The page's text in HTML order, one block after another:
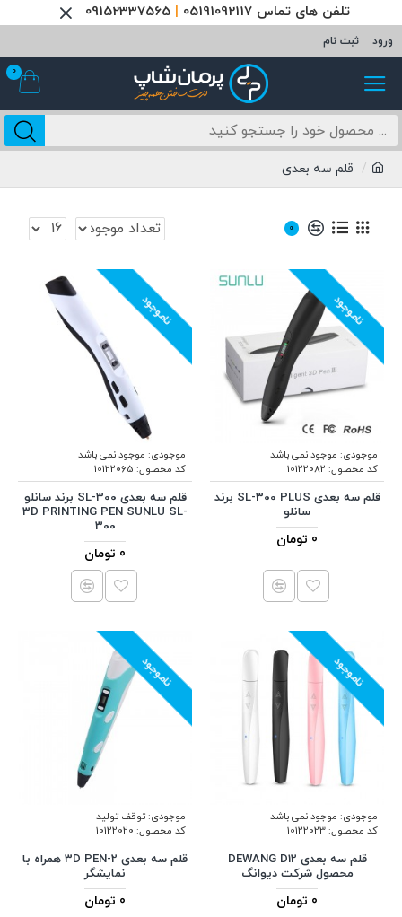
تلفن های تماس 05191092117 09152337565
ورود ثبت نام
0
قلم سه بعدی
0
ناموجود
موجودی: موجود نمی باشد
کد محصول: 10122082
قلم سه بعدی SL-300 PLUS برند
سانلو
0 تومان
ناموجود
موجودی: موجود نمی باشد
کد محصول: 10122065
قلم سه بعدی SL-300 برند سانلو
3D PRINTING PEN SUNLU SL-
300
0 تومان
ناموجود
موجودی: موجود نمی باشد
کد محصول:10122023
قلم سه بعدی DEWANG D12
محصول شرکت دیوانگ
0 تومان
ناموجود
موجودی:توقف تولید
کد محصول: 10122020
قلم سه بعدی 3D PEN-2 همراه با
نمایشگر
0 تومان